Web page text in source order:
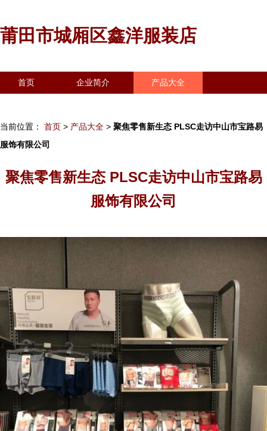
莆田市城厢区鑫洋服装店
首页 企业简介 产品大全
当前位置： 首页 > 产品大全 > 聚焦零售新生态 PLSC走访中山市宝路易
服饰有限公司
聚焦零售新生态 PLSC走访中山市宝路易
服饰有限公司